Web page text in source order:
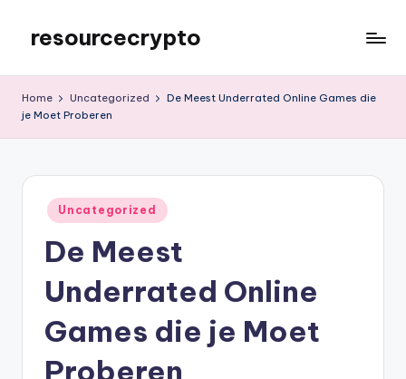
content
resourcecrypto
Blog
Home Uncategorized
De Meest Underrated Online Games die
je Moet Proberen
Posted
in
Uncategorized
De Meest
Underrated Online
Games die je Moet
Proberen